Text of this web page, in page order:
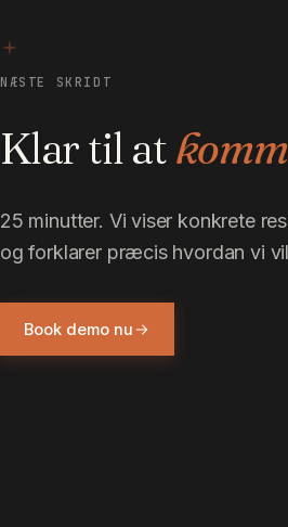
NÆSTE SKRIDT
Klar til at
25 minutter. Vi viser konkrete
og forklarer præcis hvordan vi
Book demo nu